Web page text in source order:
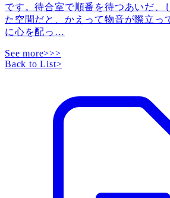
です。待合室で順番を待つあいだ、
た空間だと、かえって物音が際立っ
に心を配っ …
See more>>>
Back to List>